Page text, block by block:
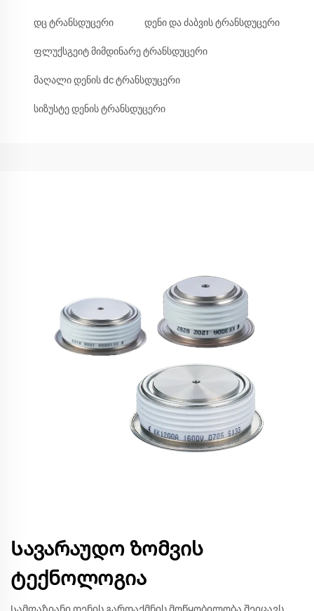
დც ტრანსდუცერი დენი და ძაბვის ტრანსდუცერი
ფლუქსგეიტ მიმდინარე ტრანსდუცერი
მაღალი დენის dc ტრანსდუცერი
სიზუსტე დენის ტრანსდუცერი
Სავარაუდო ზომვის
ტექნოლოგია